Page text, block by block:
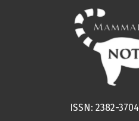
ISSN: 2382-3704